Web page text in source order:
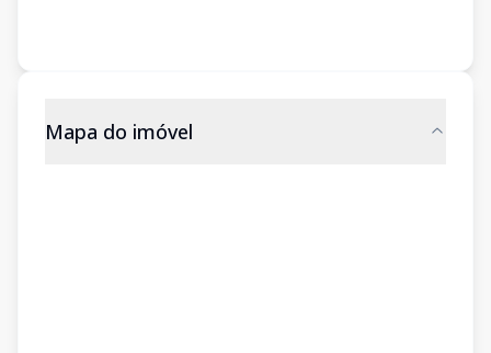
Mapa do imóvel